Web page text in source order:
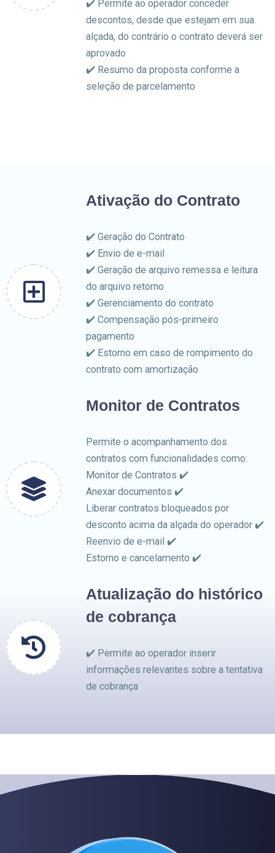
✔️ Permite ao operador conceder
descontos, desde que estejam em sua
alçada, do contrário o contrato deverá ser
aprovado
✔️ Resumo da proposta conforme a
seleção de parcelamento
Ativação do Contrato
✔️ Geração do Contrato
✔️ Envio de e-mail
✔️ Geração de arquivo remessa e leitura
do arquivo retorno
✔️ Gerenciamento do contrato
✔️ Compensação pós-primeiro
pagamento
✔️ Estorno em caso de rompimento do
contrato com amortização
Monitor de Contratos
Permite o acompanhamento dos
contratos com funcionalidades como:
Monitor de Contratos ✔️
Anexar documentos ✔️
Liberar contratos bloqueados por
desconto acima da alçada do operador ✔️
Reenvio de e-mail ✔️
Estorno e cancelamento ✔️
Atualização do histórico
de cobrança
✔️ Permite ao operador inserir
informações relevantes sobre a tentativa
de cobrança